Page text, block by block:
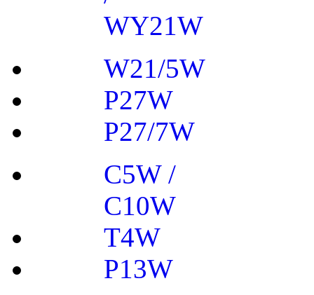
WY21W
W21/5W
P27W
P27/7W
C5W /
C10W
T4W
P13W